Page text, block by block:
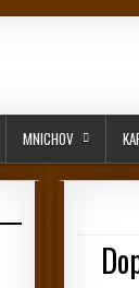
MNICHOV